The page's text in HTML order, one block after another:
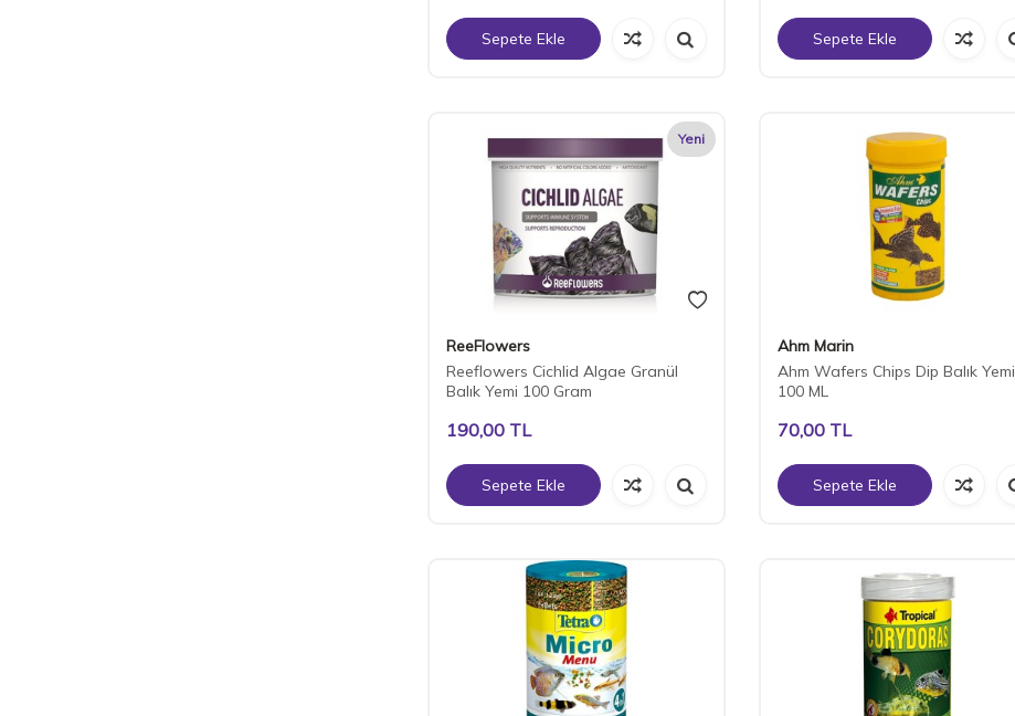
Sepete Ekle Sepete Ekle
Yeni
ReeFlowers
Reeflowers ​Cichlid Algae Granül
Balık Yemi 100 Gram
190,00 TL
Sepete Ekle
Ahm Marin
Ahm Wafers Chips Dip Balık Yemi
100 ML
70,00TL
Sepete Ekle